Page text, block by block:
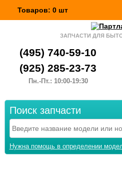
Товаров: 0 шт
ЗАПЧАСТИ ДЛЯ
(495) 740-59-10
(925) 285-23-73
Пн.-Пт.: 10:00-19:30
Поиск запчасти
Нужна помощь в определении